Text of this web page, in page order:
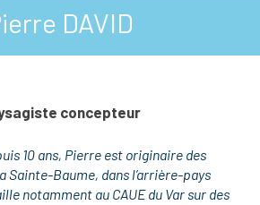
DAVID
concepteur
10 ans, Pierre est originaire des
Sainte-Baume, dans l’arrière-pays
notamment au CAUE du Var sur des